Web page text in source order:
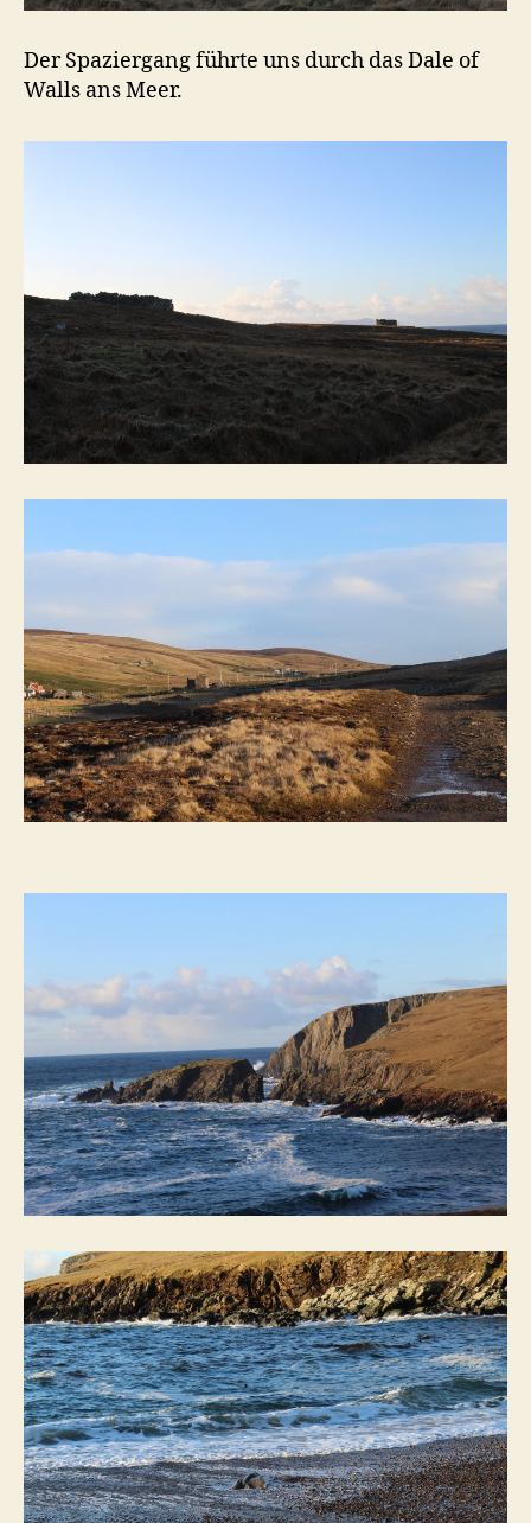
Der Spaziergang führte uns durch das Dale of
Walls ans Meer.